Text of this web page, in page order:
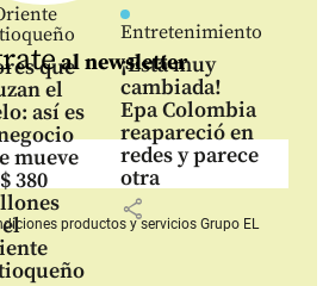
que
el
así es
mueve
380
Entretenimiento
¡Está muy
cambiada!
Epa Colombia
reapareció en
redes y parece
otra
share
al newsletter
productos y serviciosGrupo EL